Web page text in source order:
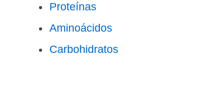
Proteínas
Aminoácidos
Carbohidratos